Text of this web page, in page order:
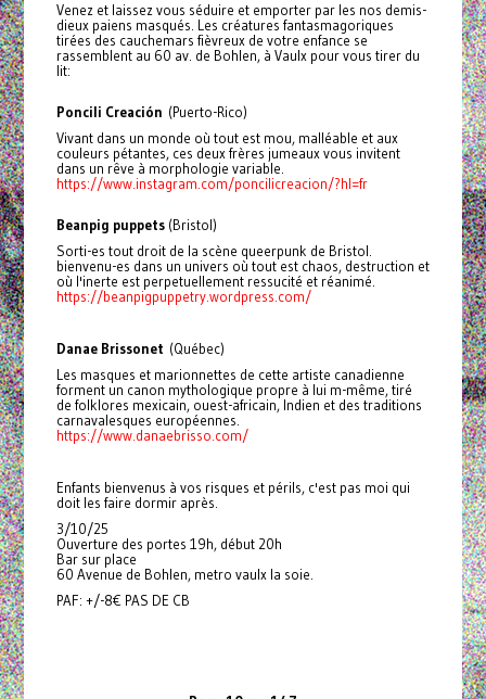
Venez et laissez vous séduire et emporter par les nos demis-
dieux paiens masqués. Les créatures fantasmagoriques
tirées des cauchemars fièvreux de votre enfance se
rassemblent au 60 av. de Bohlen, à Vaulx pour vous tirer du
lit:
Poncili Creación (Puerto-Rico)
Vivant dans un monde où tout est mou, malléable et aux
couleurs pétantes, ces deux frères jumeaux vous invitent
dans un rêve à morphologie variable.
https://www.instagram.com/poncilicreacion/?hl=fr
Beanpig puppets (Bristol)
Sorti-es tout droit de la scène queerpunk de Bristol.
bienvenu-es dans un univers où tout est chaos, destruction et
où l'inerte est perpetuellement ressucité et réanimé.
https://beanpigpuppetry.wordpress.com/
Danae Brissonet (Québec)
Les masques et marionnettes de cette artiste canadienne
forment un canon mythologique propre à lui m-même, tiré
de folklores mexicain, ouest-africain, Indien et des traditions
carnavalesques européennes.
https://www.danaebrisso.com/
Enfants bienvenus à vos risques et périls, c'est pas moi qui
doit les faire dormir après.
3/10/25
Ouverture des portes 19h, début 20h
Bar sur place
60 Avenue de Bohlen, metro vaulx la soie.
PAF: +/-8€ PAS DE CB